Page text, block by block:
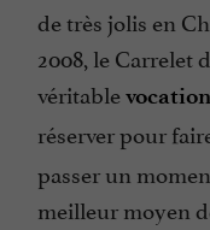
de très jolis en
2008, le Carrelet
véritable
réserver pour
passer un
meilleur moyen